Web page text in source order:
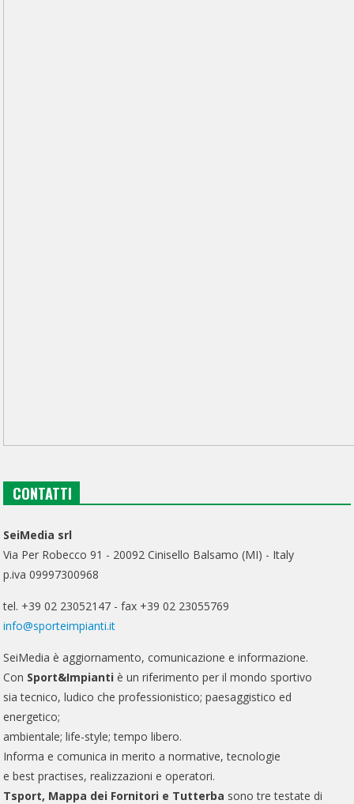
CONTATTI
SeiMedia srl
Via Per Robecco 91 - 20092 Cinisello Balsamo (MI) - Italy
p.iva 09997300968
tel. +39 02 23052147 - fax +39 02 23055769
info@sporteimpianti.it
SeiMedia è aggiornamento, comunicazione e informazione.
Con Sport&Impianti è un riferimento per il mondo sportivo
sia tecnico, ludico che professionistico; paesaggistico ed
energetico;
ambientale; life-style; tempo libero.
Informa e comunica in merito a normative, tecnologie
e best practises, realizzazioni e operatori.
Tsport, Mappa dei Fornitori e Tutterba sono tre testate di